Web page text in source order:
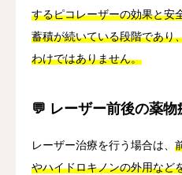
するピコレーザーの効果と安
蓄積が続いている段階であり
わけではありません。
💬 レーザー前後の薬
レーザー治療を行う場合は、
やハイドロキノンの外用など